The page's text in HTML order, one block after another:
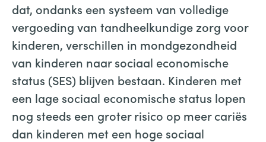
dat, ondanks een systeem van volledige
vergoeding van tandheelkundige zorg voor
kinderen, verschillen in mondgezondheid
van kinderen naar sociaal economische
status (SES) blijven bestaan. Kinderen met
een lage sociaal economische status lopen
nog steeds een groter risico op meer cariës
dan kinderen met een hoge sociaal